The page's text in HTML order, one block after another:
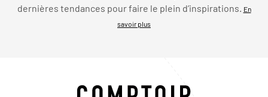
dernières tendances pour faire le plein d’inspirations. En
savoir plus